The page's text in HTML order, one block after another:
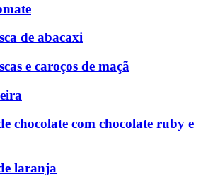
de abacaxi
e caroços de maçã
chocolate com chocolate ruby e
laranja